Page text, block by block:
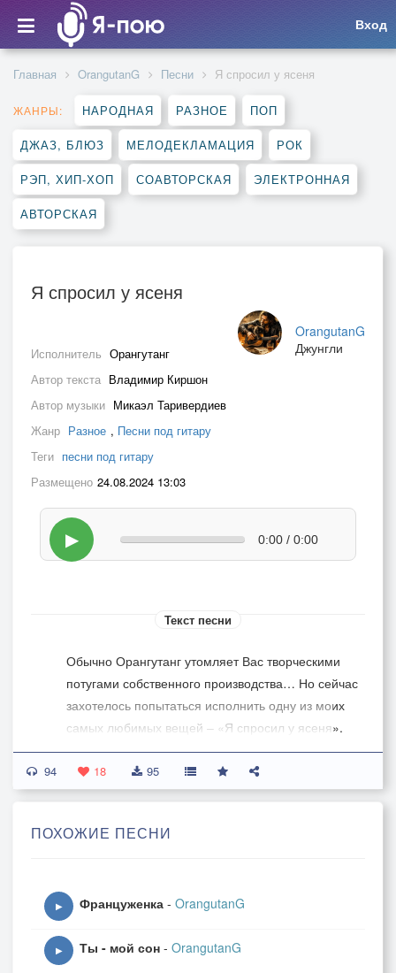
Вход
Главная OrangutanG Песни Я спросил у ясеня
ЖАНРЫ: НАРОДНАЯ РАЗНОЕ ПОП
ДЖАЗ, БЛЮЗ МЕЛОДЕКЛАМАЦИЯ РОК
РЭП, ХИП-ХОП СОАВТОРСКАЯ ЭЛЕКТРОННАЯ
АВТОРСКАЯ
Я спросил у ясеня
OrangutanG
Джунгли
Исполнитель Орангутанг
Автор текста Владимир Киршон
Автор музыки Микаэл Таривердиев
Жанр Разное , Песни под гитару
Теги песни под гитару
Размещено 24.08.2024 13:03
▶ 0:00 / 0:00
Текст песни
Обычно Орангутанг утомляет Вас творческими
потугами собственного производства… Но сейчас
захотелось попытаться исполнить одну из моих
самых любимых вещей – «Я спросил у ясеня».
Ностальгическое настроение у меня тут, в
джунглях… Сейчас время технологий, ИИ,
усовершенствований и улучшений в том числе и в
юность, песни под гитару, первый просмотр «С
Орангутанг еще пытался быть человеком))
94 18 95
ПОХОЖИЕ ПЕСНИ
▶ Француженка - OrangutanG
▶ Ты - мой сон - OrangutanG